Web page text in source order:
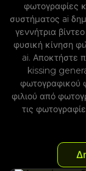
φωτογραφίες
συστήματος ai
γεννήτρια
φυσική κίνηση
ai. Αποκτήστε
kissing
φωτογραφικού
φιλιού από
τις